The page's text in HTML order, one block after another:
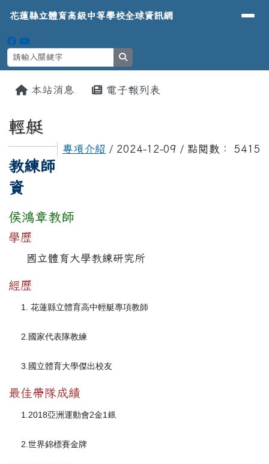
花蓮縣立體育高級中等學校全球資
導覽列
花蓮縣立體育高級中等學校全球資訊網
本站消息 電子報列表
輕艇
專項介紹 / 2024-12-09 / 點閱數： 5415
empty head
教練師
資
侯鴻章教師
學歷
國立體育大學教練研究所
經歷
1.花蓮縣立體育高中輕艇專項教師
2. 國家代表隊教練
3. 國立體育大學傑出校友
最佳帶隊成績
1.2018亞洲運動會2金1銀
2.世界錦標賽金牌